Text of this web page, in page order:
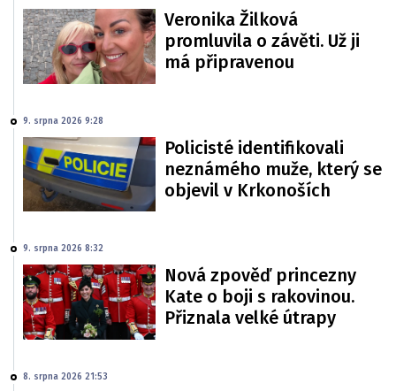
Veronika Žilková
promluvila o závěti. Už ji
má připravenou
9. srpna 2026 9:28
Policisté identifikovali
neznámého muže, který se
objevil v Krkonoších
9. srpna 2026 8:32
Nová zpověď princezny
Kate o boji s rakovinou.
Přiznala velké útrapy
8. srpna 2026 21:53